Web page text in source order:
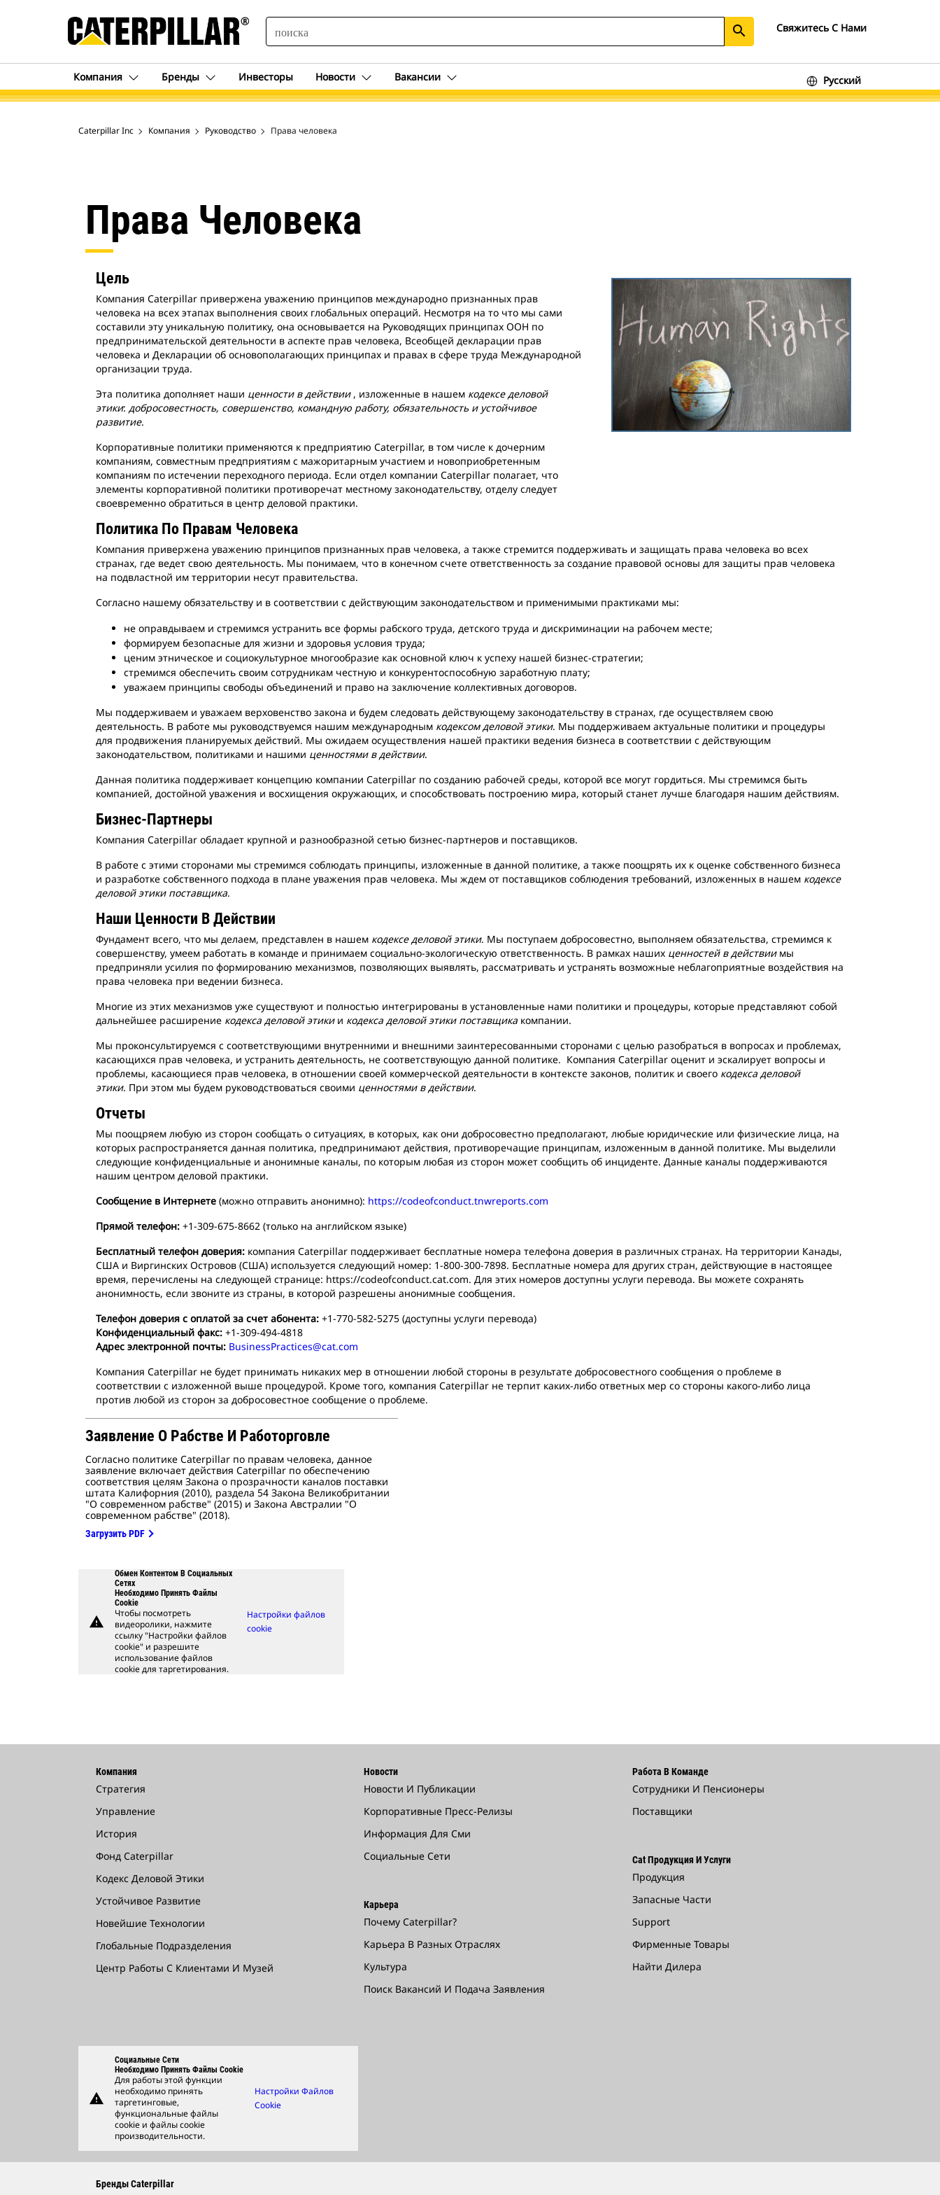
SEARCH search Свяжитесь С Нами
Компания Бренды Инвесторы Новости Вакансии Русский
Caterpillar Inc Компания Руководство Права человека
Права Человека
Цель
Компания Caterpillar привержена уважению принципов международно признанных прав
человека на всех этапах выполнения своих глобальных операций. Несмотря на то что мы сами
составили эту уникальную политику, она основывается на Руководящих принципах ООН по
предпринимательской деятельности в аспекте прав человека, Всеобщей декларации прав
человека и Декларации об основополагающих принципах и правах в сфере труда Международной
организации труда.
Эта политика дополняет наши ценности в действии, изложенные в нашем кодексе деловой
этики: добросовестность, совершенство, командную работу, обязательность и устойчивое
развитие.
Корпоративные политики применяются к предприятию Caterpillar, в том числе к дочерним
компаниям, совместным предприятиям с мажоритарным участием и новоприобретенным
компаниям по истечении переходного периода. Если отдел компании Caterpillar полагает, что
элементы корпоративной политики противоречат местному законодательству, отделу следует
своевременно обратиться в центр деловой практики.
Политика По Правам Человека
Компания привержена уважению принципов признанных прав человека, а также стремится поддерживать и защищать права человека во всех
странах, где ведет свою деятельность. Мы понимаем, что в конечном счете ответственность за создание правовой основы для защиты прав человека
на подвластной им территории несут правительства.
Согласно нашему обязательству и в соответствии с действующим законодательством и применимыми практиками мы:
не оправдываем и стремимся устранить все формы рабского труда, детского труда и дискриминации на рабочем месте;
формируем безопасные для жизни и здоровья условия труда;
ценим этническое и социокультурное многообразие как основной ключ к успеху нашей бизнес-стратегии;
стремимся обеспечить своим сотрудникам честную и конкурентоспособную заработную плату;
уважаем принципы свободы объединений и право на заключение коллективных договоров.
Мы поддерживаем и уважаем верховенство закона и будем следовать действующему законодательству в странах, где осуществляем свою
деятельность. В работе мы руководствуемся нашим международным кодексом деловой этики. Мы поддерживаем актуальные политики и процедуры
для продвижения планируемых действий. Мы ожидаем осуществления нашей практики ведения бизнеса в соответствии с действующим
законодательством, политиками и нашими ценностями в действии.
Данная политика поддерживает концепцию компании Caterpillar по созданию рабочей среды, которой все могут гордиться. Мы стремимся быть
компанией, достойной уважения и восхищения окружающих, и способствовать построению мира, который станет лучше благодаря нашим действиям.
Бизнес-Партнеры
Компания Caterpillar обладает крупной и разнообразной сетью бизнес-партнеров и поставщиков.
В работе с этими сторонами мы стремимся соблюдать принципы, изложенные в данной политике, а также поощрять их к оценке собственного бизнеса
и разработке собственного подхода в плане уважения прав человека. Мы ждем от поставщиков соблюдения требований, изложенных в нашем кодексе
деловой этики поставщика.
Наши Ценности В Действии
Фундамент всего, что мы делаем, представлен в нашем кодексе деловой этики. Мы поступаем добросовестно, выполняем обязательства, стремимся к
совершенству, умеем работать в команде и принимаем социально-экологическую ответственность. В рамках наших ценностей в действиимы
предприняли усилия по формированию механизмов, позволяющих выявлять, рассматривать и устранять возможные неблагоприятные воздействия на
права человека при ведении бизнеса.
Многие из этих механизмов уже существуют и полностью интегрированы в установленные нами политики и процедуры, которые представляют собой
дальнейшее расширение кодекса деловой этикии кодекса деловой этики поставщика компании.
Мы проконсультируемся с соответствующими внутренними и внешними заинтересованными сторонами с целью разобраться в вопросах и проблемах,
касающихся прав человека, и устранить деятельность, не соответствующую данной политике. Компания Caterpillar оценит и эскалирует вопросы и
проблемы, касающиеся прав человека, в отношении своей коммерческой деятельности в контексте законов, политик и своего кодекса деловой
этики. При этом мы будем руководствоваться своими ценностями в действии.
Отчеты
Мы поощряем любую из сторон сообщать о ситуациях, в которых, как они добросовестно предполагают, любые юридические или физические лица, на
которых распространяется данная политика, предпринимают действия, противоречащие принципам, изложенным в данной политике. Мы выделили
следующие конфиденциальные и анонимные каналы, по которым любая из сторон может сообщить об инциденте. Данные каналы поддерживаются
нашим центром деловой практики.
Сообщение в Интернете (можно отправить анонимно): https://codeofconduct.tnwreports.com
Прямой телефон: +1-309-675-8662 (только на английском языке)
Бесплатный телефон доверия: компания Caterpillar поддерживает бесплатные номера телефона доверия в различных странах. На территории Канады,
США и Виргинских Островов (США) используется следующий номер: 1-800-300-7898. Бесплатные номера для других стран, действующие в настоящее
время, перечислены на следующей странице: https://codeofconduct.cat.com. Для этих номеров доступны услуги перевода. Вы можете сохранять
анонимность, если звоните из страны, в которой разрешены анонимные сообщения.
Телефон доверия с оплатой за счет абонента: +1-770-582-5275 (доступны услуги перевода)
Конфиденциальный факс: +1-309-494-4818
Адрес электронной почты: BusinessPractices@cat.com
Компания Caterpillar не будет принимать никаких мер в отношении любой стороны в результате добросовестного сообщения о проблеме в
соответствии с изложенной выше процедурой. Кроме того, компания Caterpillar не терпит каких-либо ответных мер со стороны какого-либо лица
против любой из сторон за добросовестное сообщение о проблеме.
Заявление О Рабстве И Работорговле
Согласно политике Caterpillar по правам человека, данное
заявление включает действия Caterpillar по обеспечению
соответствия целям Закона о прозрачности каналов поставки
штата Калифорния (2010), раздела 54 Закона Великобритании
"О современном рабстве" (2015) и Закона Австралии "О
современном рабстве" (2018).
Загрузить PDF
warning
Обмен Контентом В Социальных
Сетях
Необходимо Принять Файлы
Cookie
Чтобы посмотреть
видеоролики, нажмите
ссылку "Настройки файлов
cookie" и разрешите
использование файлов
cookie для таргетирования.
Настройки файлов
cookie
Компания
Стратегия
Управление
История
Фонд Caterpillar
Кодекс Деловой Этики
Устойчивое Развитие
Новейшие Технологии
Глобальные Подразделения
Центр Работы С Клиентами И Музей
Новости
Новости И Публикации
Корпоративные Пресс-Релизы
Информация Для Сми
Социальные Сети
Карьера
Почему Caterpillar?
Карьера В Разных Отраслях
Культура
Поиск Вакансий И Подача Заявления
Работа В Команде
Сотрудники И Пенсионеры
Поставщики
Cat Продукция И Услуги
Продукция
Запасные Части
Support
Фирменные Товары
Найти Дилера
warning
Социальные Сети
Необходимо Принять Файлы Cookie
Для работы этой функции
необходимо принять
таргетинговые,
функциональные файлы
cookie и файлы cookie
производительности.
Настройки Файлов
Cookie
Бренды Caterpillar